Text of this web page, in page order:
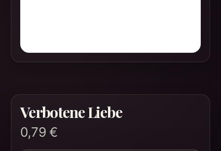
Verbotene Liebe
0,79 €